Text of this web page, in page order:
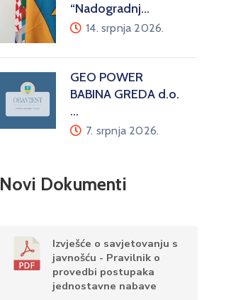
“Nadogradnj…
14. srpnja 2026.
GEO POWER
BABINA GREDA d.o.
…
7. srpnja 2026.
Novi Dokumenti
Izvješće o savjetovanju s
javnošću - Pravilnik o
provedbi postupaka
jednostavne nabave